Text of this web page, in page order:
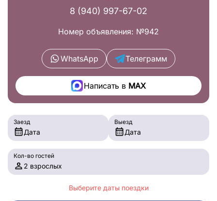
8 (940) 997-67-02
Номер объявления: №942
WhatsApp Телеграмм
Написать вMAX
Заезд
Дата
Выезд
Дата
Кол-во гостей
2 взрослых
Выберите даты поездки